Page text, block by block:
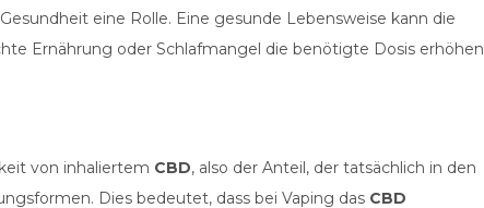
eine Rolle. Eine gesunde Lebensweise kann die
Ernährung oder Schlafmangel die benötigte Dosis erhöhen
von inhaliertem CBD, also der Anteil, der tatsächlich in den
Dies bedeutet, dass bei Vaping das CBD